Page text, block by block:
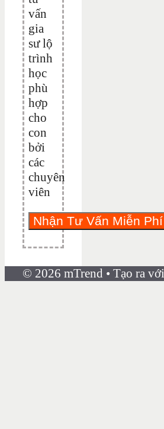
vấn
gia
sư lộ
trình
học
phù
hợp
cho
con
bởi
các
chuyên
viên
© 2026 mTrend • Tạo ra với